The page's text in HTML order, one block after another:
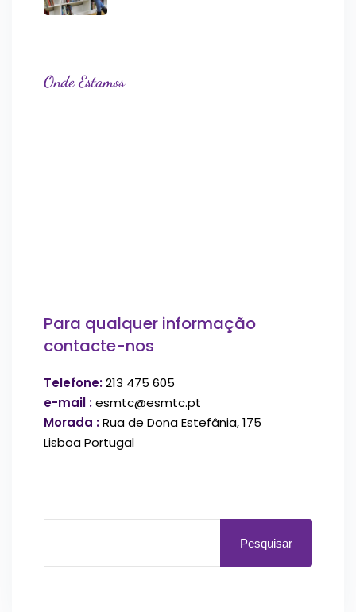
Onde Estamos
Para qualquer informação
contacte-nos
Telefone:213 475 605
e-mail :esmtc@esmtc.pt
Morada :Rua de Dona Estefânia, 175
Lisboa Portugal
Pesquisar